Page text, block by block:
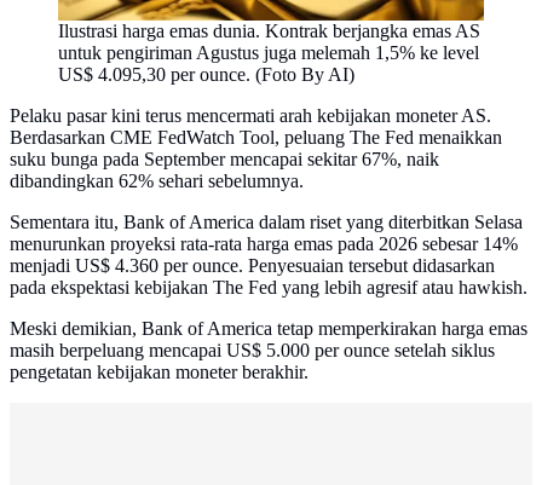
Ilustrasi harga emas dunia. Kontrak berjangka emas AS
untuk pengiriman Agustus juga melemah 1,5% ke level
US$ 4.095,30 per ounce. (Foto By AI)
Pelaku pasar kini terus mencermati arah kebijakan moneter AS.
Berdasarkan CME FedWatch Tool, peluang The Fed menaikkan
suku bunga pada September mencapai sekitar 67%, naik
dibandingkan 62% sehari sebelumnya.
Sementara itu, Bank of America dalam riset yang diterbitkan Selasa
menurunkan proyeksi rata-rata harga emas pada 2026 sebesar 14%
menjadi US$ 4.360 per ounce. Penyesuaian tersebut didasarkan
pada ekspektasi kebijakan The Fed yang lebih agresif atau hawkish.
Meski demikian, Bank of America tetap memperkirakan harga emas
masih berpeluang mencapai US$ 5.000 per ounce setelah siklus
pengetatan kebijakan moneter berakhir.